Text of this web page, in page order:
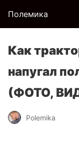
Полемика
Как
напугал
(ФОТО,
Polemika